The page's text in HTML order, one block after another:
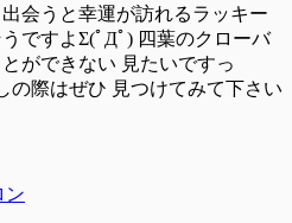
会うと幸運が訪れるラッキー
ですよΣ(ﾟДﾟ) 四葉のクローバ
ができない 見たいですっ
際はぜひ 見つけてみて下さい
ン